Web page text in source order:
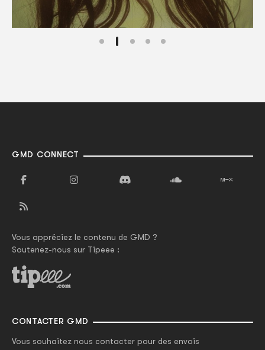
GMD CONNECT
Vous appréciez le contenu de GMD ?
Soutenez-nous sur Tipeee :
CONTACTER GMD
Vous souhaitez nous contacter pour des envois